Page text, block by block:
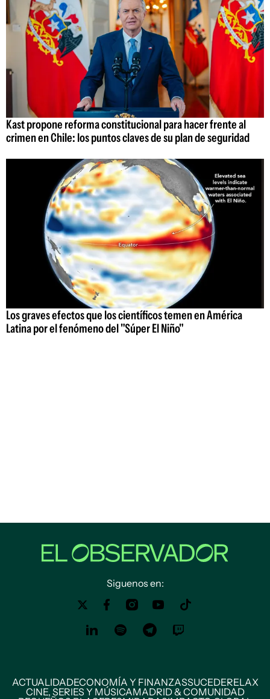
Kast propone reforma constitucional para hacer frente al
crimen en Chile: los puntos claves de su plan de seguridad
Los graves efectos que los científicos temen en América
Latina por el fenómeno del "Súper El Niño"
Siguenos en:
ACTUALIDADECONOMÍA Y FINANZASSUCEDERELAX
CINE, SERIES Y MÚSICAMADRID & COMUNIDAD